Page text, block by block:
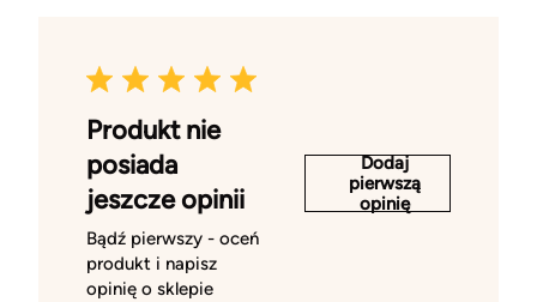
Produkt nie
posiada
jeszcze opinii
Bądź pierwszy - oceń
produkt i napisz
opinię o sklepie
Dodaj
pierwszą
opinię